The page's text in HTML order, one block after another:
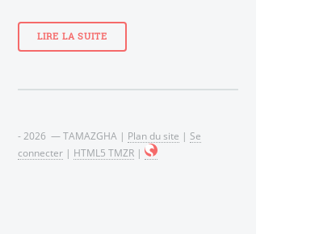
LIRE LA SUITE
- 2026 — TAMAZGHA | Plan du site | Se
connecter | HTML5 TMZR |